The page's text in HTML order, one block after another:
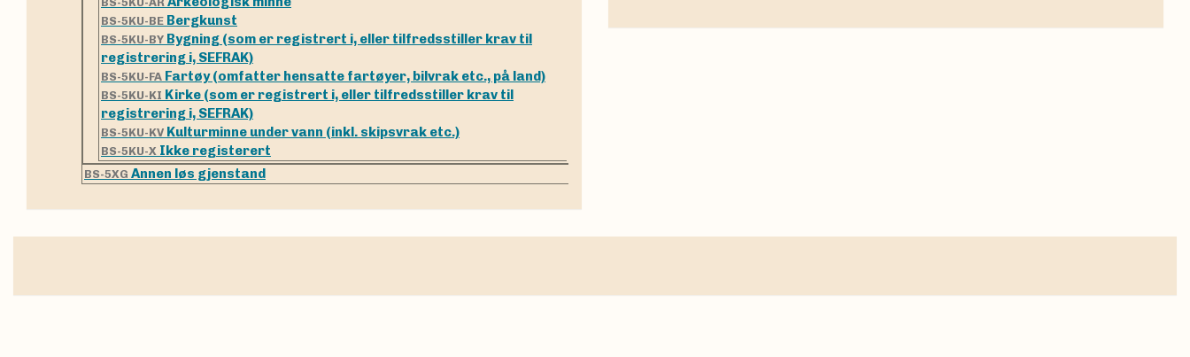
BS-5KU-BE Bergkunst
BS-5KU-BY Bygning (som er registrert i, eller tilfredsstiller krav til
registrering i, SEFRAK)
BS-5KU-FA Fartøy (omfatter hensatte fartøyer, bilvrak etc., på land)
BS-5KU-KI Kirke (som er registrert i, eller tilfredsstiller krav til
registrering i, SEFRAK)
BS-5KU-KV Kulturminne under vann (inkl. skipsvrak etc.)
BS-5KU-X Ikke registerert
BS-5XG Annen løs gjenstand